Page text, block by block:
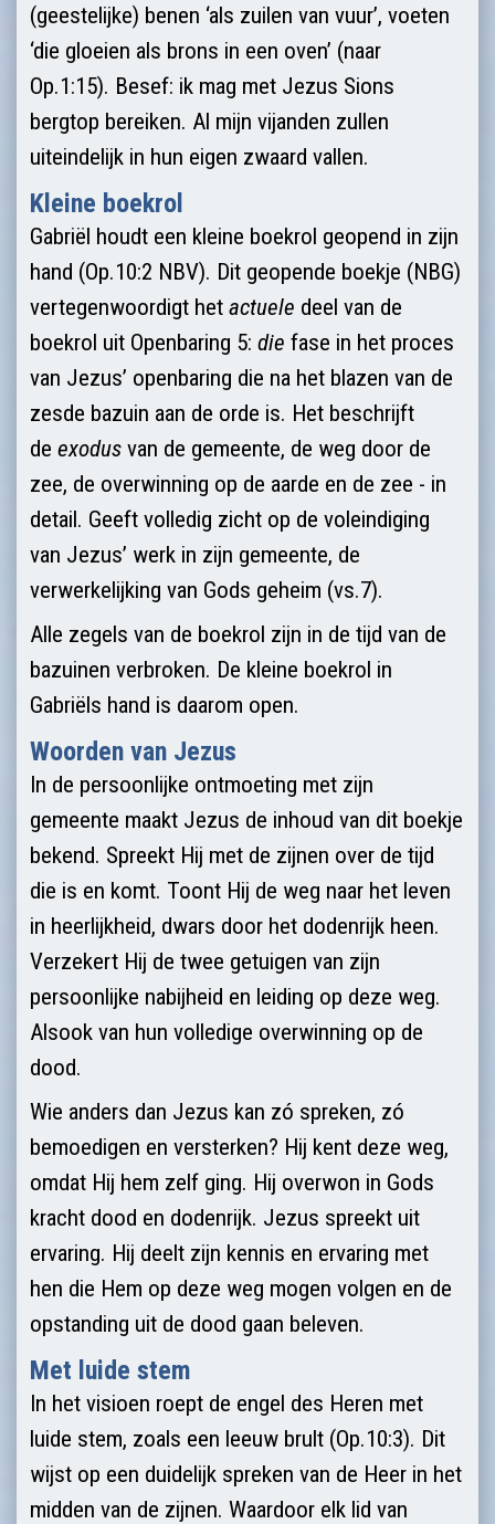
(geestelijke) benen ‘als zuilen van vuur’, voeten
‘die gloeien als brons in een oven’ (naar
Op.1:15). Besef: ik mag met Jezus Sions
bergtop bereiken. Al mijn vijanden zullen
uiteindelijk in hun eigen zwaard vallen.
Kleine boekrol
Gabriël houdt een kleine boekrol geopend in zijn
hand (Op.10:2 NBV). Dit geopende boekje (NBG)
vertegenwoordigt het actuele deel van de
boekrol uit Openbaring 5: die fase in het proces
van Jezus’ openbaring die na het blazen van de
zesde bazuin aan de orde is. Het beschrijft
de exodus van de gemeente, de weg door de
zee, de overwinning op de aarde en de zee - in
detail. Geeft volledig zicht op de voleindiging
van Jezus’ werk in zijn gemeente, de
verwerkelijking van Gods geheim (vs.7).
Alle zegels van de boekrol zijn in de tijd van de
bazuinen verbroken. De kleine boekrol in
Gabriëls hand is daarom open.
Woorden van Jezus
In de persoonlijke ontmoeting met zijn
gemeente maakt Jezus de inhoud van dit boekje
bekend. Spreekt Hij met de zijnen over de tijd
die is en komt. Toont Hij de weg naar het leven
in heerlijkheid, dwars door het dodenrijk heen.
Verzekert Hij de twee getuigen van zijn
persoonlijke nabijheid en leiding op deze weg.
Alsook van hun volledige overwinning op de
dood.
Wie anders dan Jezus kan zó spreken, zó
bemoedigen en versterken? Hij kent deze weg,
omdat Hij hem zelf ging. Hij overwon in Gods
kracht dood en dodenrijk. Jezus spreekt uit
ervaring. Hij deelt zijn kennis en ervaring met
hen die Hem op deze weg mogen volgen en de
opstanding uit de dood gaan beleven.
Met luide stem
In het visioen roept de engel des Heren met
luide stem, zoals een leeuw brult (Op.10:3). Dit
wijst op een duidelijk spreken van de Heer in het
midden van de zijnen. Waardoor elk lid van